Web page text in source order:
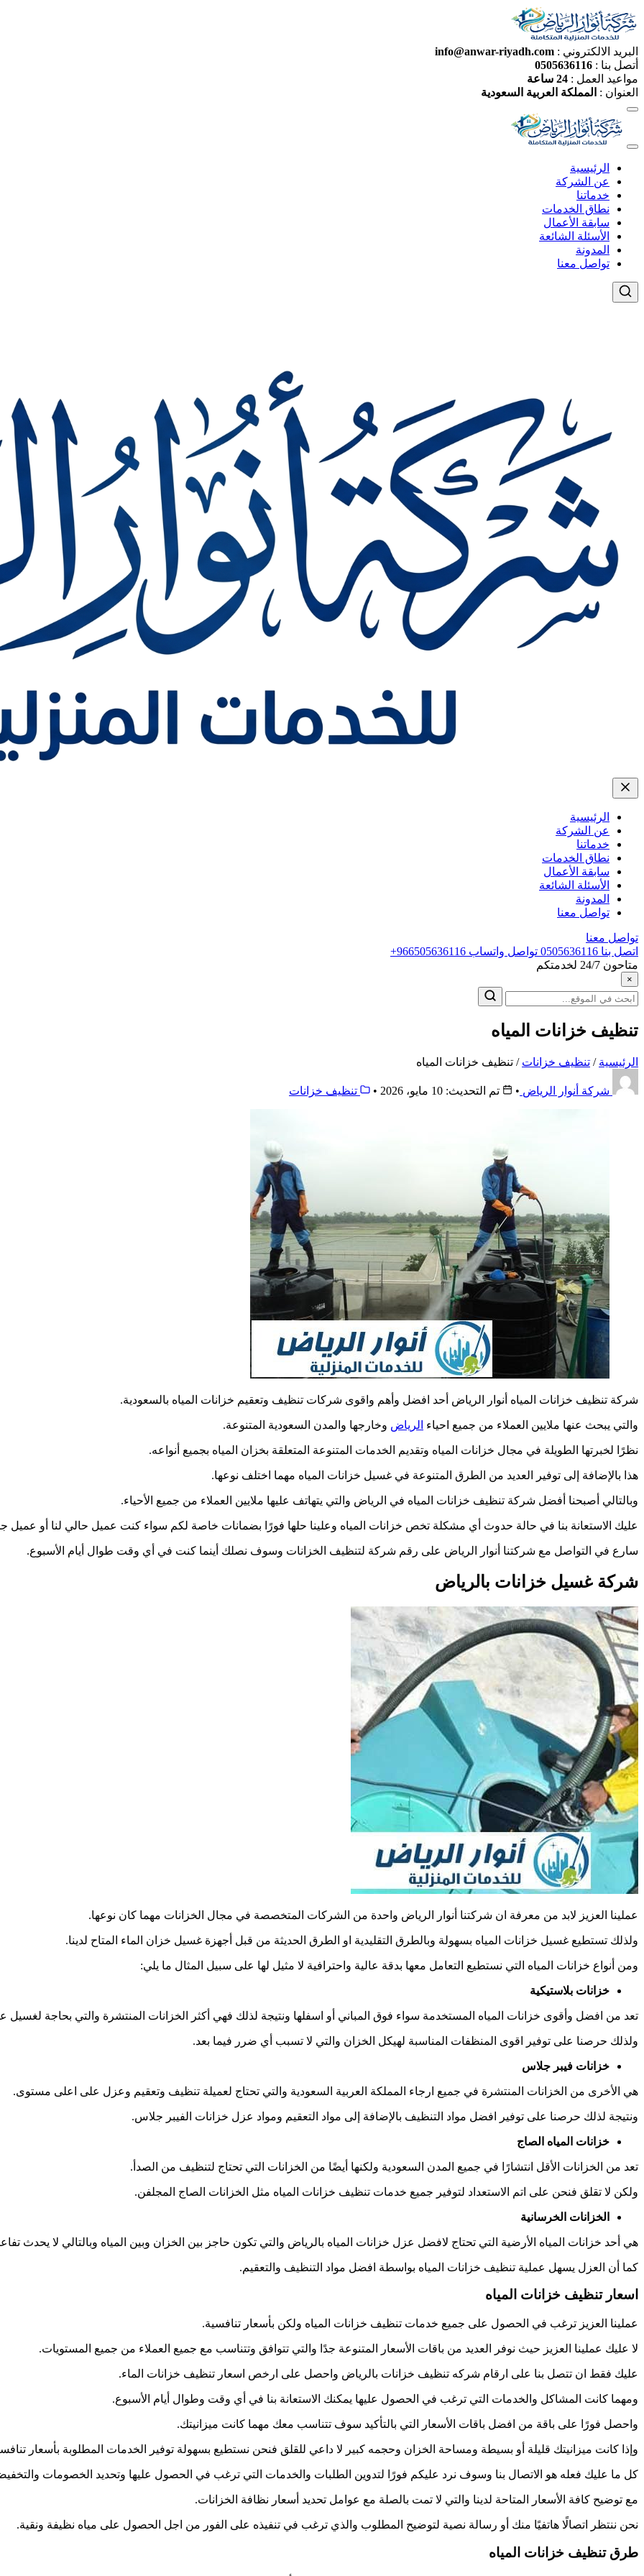
البريد الالكتروني : info@anwar-riyadh.com
أتصل بنا : 0505636116
مواعيد العمل : 24 ساعة
العنوان : المملكة العربية السعودية
الرئيسية
عن الشركة
خدماتنا
نطاق الخدمات
سابقة الأعمال
الأسئلة الشائعة
المدونة
تواصل معنا
الرئيسية
عن الشركة
خدماتنا
نطاق الخدمات
سابقة الأعمال
الأسئلة الشائعة
المدونة
تواصل معنا
تواصل معنا
اتصل بنا 0505636116 تواصل واتساب +966505636116
متاحون 24/7 لخدمتكم
×
البحث
عن:
تنظيف خزانات المياه
الرئيسية / تنظيف خزانات / تنظيف خزانات المياه
شركة أنوار الرياض • تم التحديث: 10 مايو، 2026 • تنظيف خزانات
شركة تنظيف خزانات المياه أنوار الرياض أحد افضل وأهم واقوى شركات تنظيف وتعقيم خزانات المياه بالسعودية.
والتي يبحث عنها ملايين العملاء من جميع احياء الرياض وخارجها والمدن السعودية المتنوعة.
نظرًا لخبرتها الطويلة في مجال خزانات المياه وتقديم الخدمات المتنوعة المتعلقة بخزان المياه بجميع أنواعه.
هذا بالإضافة إلى توفير العديد من الطرق المتنوعة في غسيل خزانات المياه مهما اختلف نوعها.
وبالتالي أصبحنا أفضل شركة تنظيف خزانات المياه في الرياض والتي يتهاتف عليها ملايين العملاء من جميع الأحياء.
عليك الاستعانة بنا في حالة حدوث أي مشكلة تخص خزانات المياه وعلينا حلها فورًا بضمانات خاصة لكم سواء كنت عميل حالي لنا أو عميل
سارع في التواصل مع شركتنا أنوار الرياض على رقم شركة لتنظيف الخزانات وسوف نصلك أينما كنت في أي وقت طوال أيام الأسبوع.
شركة غسيل خزانات بالرياض
عملينا العزيز لابد من معرفة ان شركتنا أنوار الرياض واحدة من الشركات المتخصصة في مجال الخزانات مهما كان نوعها.
ولذلك تستطيع غسيل خزانات المياه بسهولة وبالطرق التقليدية او الطرق الحديثة من قبل أجهزة غسيل خزان الماء المتاح لدينا.
ومن أنواع خزانات المياه التي نستطيع التعامل معها بدقة عالية واحترافية لا مثيل لها على سبيل المثال ما يلي:
خزانات بلاستيكية
تعد من افضل وأقوى خزانات المياه المستخدمة سواء فوق المباني أو اسفلها ونتيجة لذلك فهي أكثر الخزانات المنتشرة والتي بحاجة لغسيل
ولذلك حرصنا على توفير اقوى المنظفات المناسبة لهيكل الخزان والتي لا تسبب أي ضرر فيما بعد.
خزانات فيبر جلاس
هي الأخرى من الخزانات المنتشرة في جميع ارجاء المملكة العربية السعودية والتي تحتاج لعميلة تنظيف وتعقيم وعزل على اعلى مستوى.
ونتيجة لذلك حرصنا على توفير افضل مواد التنظيف بالإضافة إلى مواد التعقيم ومواد عزل خزانات الفيبر جلاس.
خزانات المياه الصاج
تعد من الخزانات الأقل انتشارًا في جميع المدن السعودية ولكنها أيضًا من الخزانات التي تحتاج لتنظيف من الصدأ.
ولكن لا تقلق فنحن على اتم الاستعداد لتوفير جميع خدمات تنظيف خزانات المياه مثل الخزانات الصاج المجلفن.
الخزانات الخرسانية
هي أحد خزانات المياه الأرضية التي تحتاج لافضل عزل خزانات المياه بالرياض والتي تكون حاجز بين الخزان وبين المياه وبالتالي لا يحدث
كما أن العزل يسهل عملية تنظيف خزانات المياه بواسطة افضل مواد التنظيف والتعقيم.
اسعار تنظيف خزانات المياه
عملينا العزيز ترغب في الحصول على جميع خدمات تنظيف خزانات المياه ولكن بأسعار تنافسية.
لا عليك عملينا العزيز حيث نوفر العديد من باقات الأسعار المتنوعة جدًا والتي تتوافق وتتناسب مع جميع العملاء من جميع المستويات.
عليك فقط ان تتصل بنا على ارقام شركه تنظيف خزانات بالرياض واحصل على ارخص اسعار تنظيف خزانات الماء.
ومهما كانت المشاكل والخدمات التي ترغب في الحصول عليها يمكنك الاستعانة بنا في أي وقت وطوال أيام الأسبوع.
واحصل فورًا على باقة من افضل باقات الأسعار التي بالتأكيد سوف تتناسب معك مهما كانت ميزانيتك.
وإذا كانت ميزانيتك قليلة أو بسيطة ومساحة الخزان وحجمه كبير لا داعي للقلق فنحن نستطيع بسهولة توفير الخدمات المطلوبة بأسعار
كل ما عليك فعله هو الاتصال بنا وسوف نرد عليكم فورًا لتدوين الطلبات والخدمات التي ترغب في الحصول عليها وتحديد الخصومات
مع توضيح كافة الأسعار المتاحة لدينا والتي لا تمت بالصلة مع عوامل تحديد أسعار نظافة الخزانات.
نحن ننتظر اتصالًا هاتفيًا منك أو رسالة نصية لتوضيح المطلوب والذي ترغب في تنفيذه على الفور من اجل الحصول على مياه نظيفة ونقية.
طرق تنظيف خزانات المياه